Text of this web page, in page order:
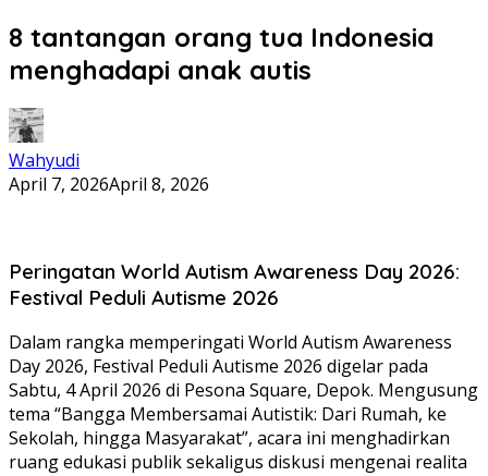
8 tantangan orang tua Indonesia
menghadapi anak autis
Wahyudi
April 7, 2026April 8, 2026
Peringatan World Autism Awareness Day 2026:
Festival Peduli Autisme 2026
Dalam rangka memperingati World Autism Awareness
Day 2026, Festival Peduli Autisme 2026 digelar pada
Sabtu, 4 April 2026 di Pesona Square, Depok. Mengusung
tema “Bangga Membersamai Autistik: Dari Rumah, ke
Sekolah, hingga Masyarakat”, acara ini menghadirkan
ruang edukasi publik sekaligus diskusi mengenai realita